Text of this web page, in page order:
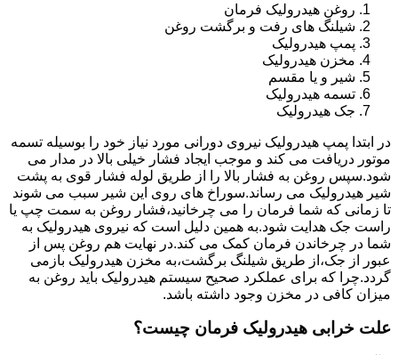
روغن هیدرولیک فرمان
شیلنگ های رفت و برگشت روغن
پمپ هیدرولیک
مخزن هیدرولیک
شیر و یا مقسم
تسمه هیدرولیک
جک هیدرولیک
در ابتدا پمپ هیدرولیک نیروی دورانی مورد نیاز خود را بوسیله تسمه
موتور دریافت می کند و موجب ایجاد فشار خیلی بالا در مدار می
شود.سپس روغن به فشار بالا را از طریق لوله فشار قوی به پشت
شیر هیدرولیک می رساند.سوراخ های روی این شیر سبب می شوند
تا زمانی که شما فرمان را می چرخانید،فشار روغن به سمت چپ یا
راست جک هدایت شود.به همین دلیل است که نیروی هیدرولیک به
شما در چرخاندن فرمان کمک می کند.در نهایت هم روغن پس از
عبور از جک،از طریق شیلنگ برگشت،به مخزن هیدرولیک بازمی
گردد.چرا که برای عملکرد صحیح سیستم هیدرولیک باید روغن به
میزان کافی در مخزن وجود داشته باشد.
علت خرابی هیدرولیک فرمان چیست؟